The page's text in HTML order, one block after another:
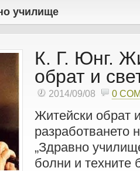
училище
К. Г. Юнг.
обрат и
2014/09/08 0
Житейски обрат
разработването
„Здравно
болни и техните